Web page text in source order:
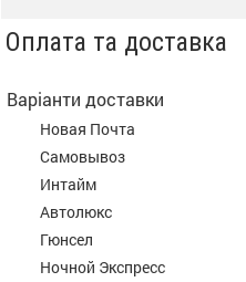
Оплата та доставка
Варіанти доставки
Новая Почта
Самовывоз
Интайм
Автолюкс
Гюнсел
Ночной Экспресс